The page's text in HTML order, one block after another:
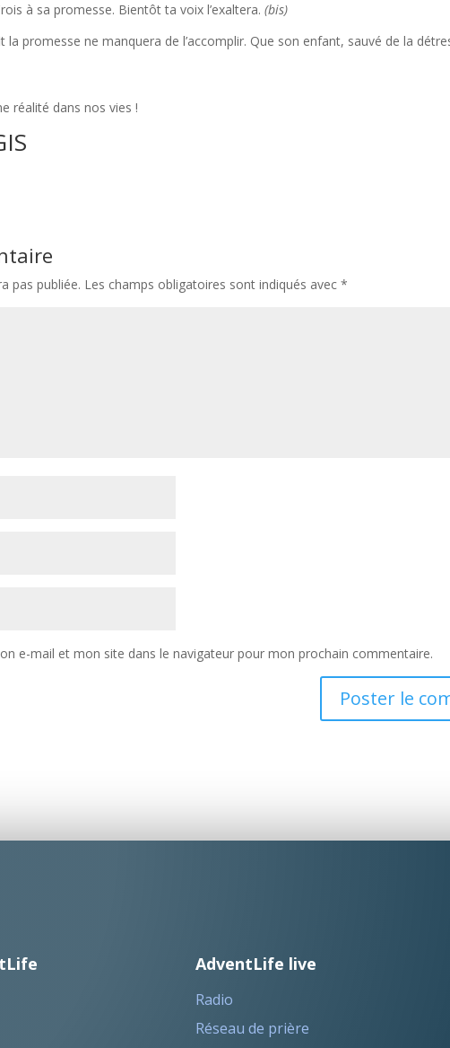
à sa promesse. Bientôt ta voix l’exaltera. (bis)
la promesse ne manquera de l’accomplir. Que son enfant, sauvé de la
réalité dans nos vies !
pas publiée. Les champs obligatoires sont indiqués avec*
e-mail et mon site dans le navigateur pour mon prochain commentaire.
AdventLife live
Radio
Réseau de prière